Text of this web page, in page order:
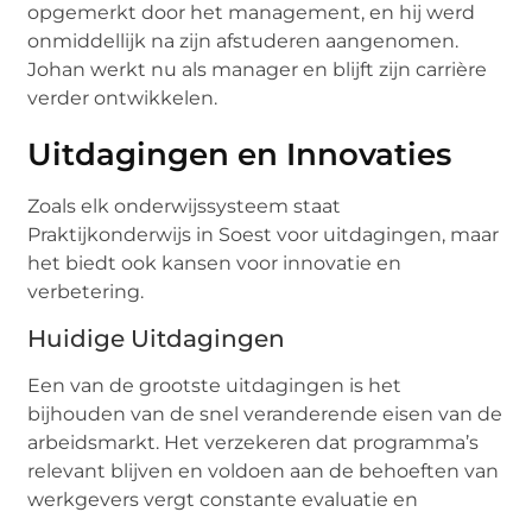
opgemerkt door het management, en hij werd
onmiddellijk na zijn afstuderen aangenomen.
Johan werkt nu als manager en blijft zijn carrière
verder ontwikkelen.
Uitdagingen en Innovaties
Zoals elk onderwijssysteem staat
Praktijkonderwijs in Soest voor uitdagingen, maar
het biedt ook kansen voor innovatie en
verbetering.
Huidige Uitdagingen
Een van de grootste uitdagingen is het
bijhouden van de snel veranderende eisen van de
arbeidsmarkt. Het verzekeren dat programma’s
relevant blijven en voldoen aan de behoeften van
werkgevers vergt constante evaluatie en